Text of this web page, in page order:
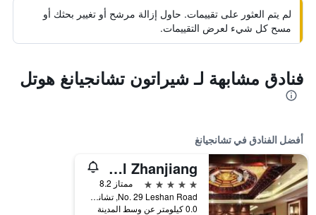
لم يتم العثور على تقييمات. حاول إزالة مرشح أو تغيير بحثك أو
مسح كل شيء لعرض التقييمات.
فنادق مشابهة لـ شيراتون تشانجيانغ هوتل
أفضل الفنادق في تشانجيانغ
Sovereign Hotel Zhanjiang
5 نجوم
ممتاز 8.2
No. 29 Leshan Road, تشانجيانغ, الصين
0.0 كيلومتر عن وسط المدينة